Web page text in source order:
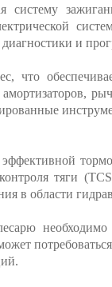
систему
и
что
тяги
в области